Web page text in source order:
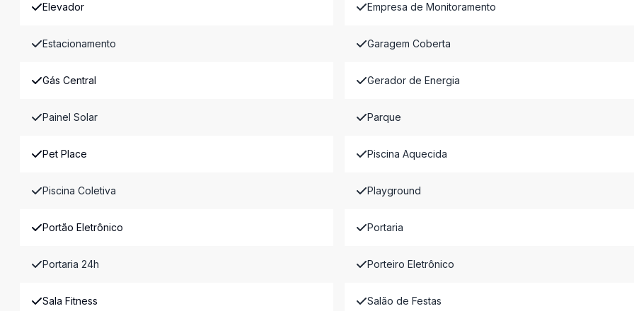
Elevador Empresa de Monitoramento
Estacionamento Garagem Coberta
Gás Central Gerador de Energia
Painel Solar Parque
Pet Place Piscina Aquecida
Piscina Coletiva Playground
Portão Eletrônico Portaria
Portaria 24h Porteiro Eletrônico
Sala Fitness Salão de Festas